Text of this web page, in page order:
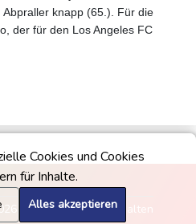
Cookies und Cookies
für Inhalte.
Alles akzeptieren
knapp (65.). Für die
der für den Los Angeles FC
- Alle Rechte vorbehalten